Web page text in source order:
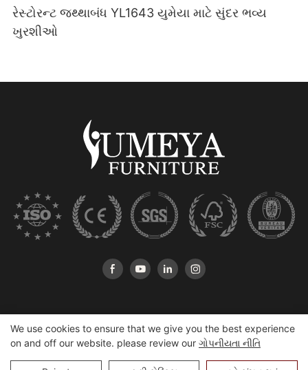
રેસ્ટોરન્ટ જથ્થાબંધ YL1643 યુમેયા માટે સુંદર ભવ્ય
ખુરશીઓ
ક Copyright પિરાઇટ © 2025 હેશાન Yumeya Furniture કું., લિ. |
સ્થળ
We use cookies to ensure that we give you the best experience
on and off our website. please review our ગોપનીયતા નીતિ